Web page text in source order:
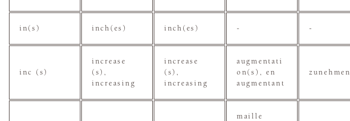
in(s) inch(es) inch(es) - -
inc (s)
increase
(s),
increasing
increase
(s),
increasing
augmentati
on(s), en
augmentant
zunehmen
maille